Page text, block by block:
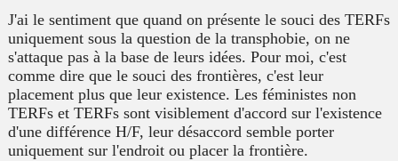
J'ai le sentiment que quand on présente le souci des TERFs
uniquement sous la question de la transphobie, on ne
s'attaque pas à la base de leurs idées. Pour moi, c'est
comme dire que le souci des frontières, c'est leur
placement plus que leur existence. Les féministes non
TERFs et TERFs sont visiblement d'accord sur l'existence
d'une différence H/F, leur désaccord semble porter
uniquement sur l'endroit ou placer la frontière.